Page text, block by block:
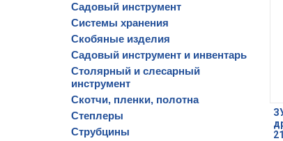
Садовый инструмент
Системы хранения
Скобяные изделия
Садовый инструмент и инвентарь
Столярный и слесарный
инструмент
Скотчи, пленки, полотна
Степлеры
Струбцины